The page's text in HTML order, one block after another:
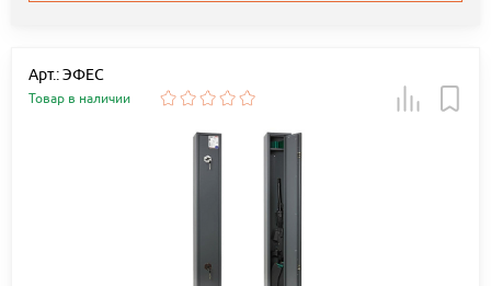
Арт.: ЭФЕС
Товар в наличии